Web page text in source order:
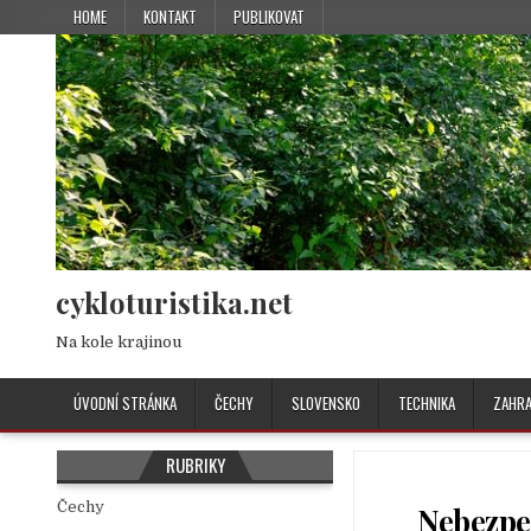
HOME KONTAKT PUBLIKOVAT
cykloturistika.net
Na kole krajinou
ÚVODNÍ STRÁNKA ČECHY SLOVENSKO TECHNIKA
RUBRIKY
Čechy